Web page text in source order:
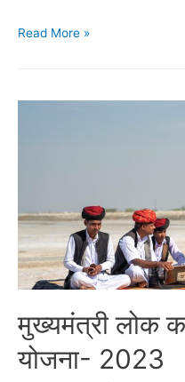
विश्वकर्मा
योजना
Read More »
मुख्यमंत्री लोक
योजना- 2023